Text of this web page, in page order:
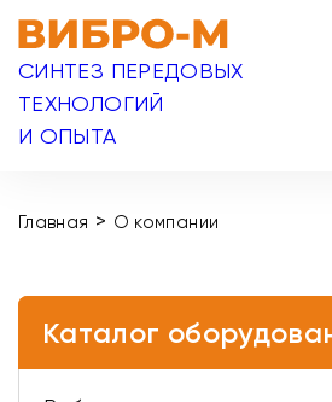
СИНТЕЗ ПЕРЕДОВЫХ
ТЕХНОЛОГИЙ
И ОПЫТА
Главная > О компании
Каталог